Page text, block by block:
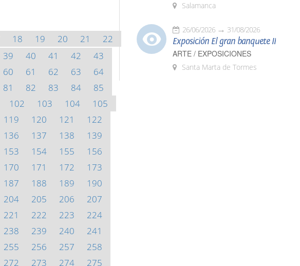
18 19 20 21
22
39 40 41 42
43
60 61 62 63
64
81 82 83 84
85
102 103 104
105
119 120 121
122
136 137 138
139
153 154 155
156
170 171 172
173
187 188 189
190
204 205 206
207
221 222 223
224
238 239 240
241
255 256 257
258
272 273 274 275
Salamanca
26/06/2026 31/08/2026
Exposición El gran banquete II
ARTE / EXPOSICIONES
Santa Marta de Tormes